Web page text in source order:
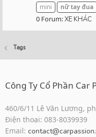
mini
nữtayđua
0 Forum:XE KHÁC
Tags
Công Ty Cổ Phần Car
460/6/11 Lê Văn Lương,
Điện thoại: 083-8039939
Email: